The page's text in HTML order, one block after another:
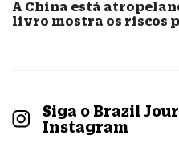
A China está
livro mostra os riscos
Siga o Brazil
Instagram